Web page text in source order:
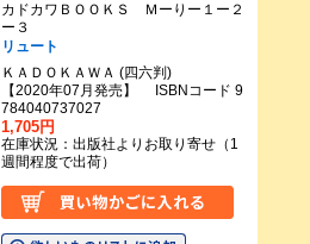
カドカワＢＯＯＫＳ Ｍーりー１ー２
ー３
リュート
ＫＡＤＯＫＡＷＡ (四六判)
【2020年07月発売】 ISBNコード 9
784040737027
1,705円
在庫状況：出版社よりお取り寄せ（1
週間程度で出荷）